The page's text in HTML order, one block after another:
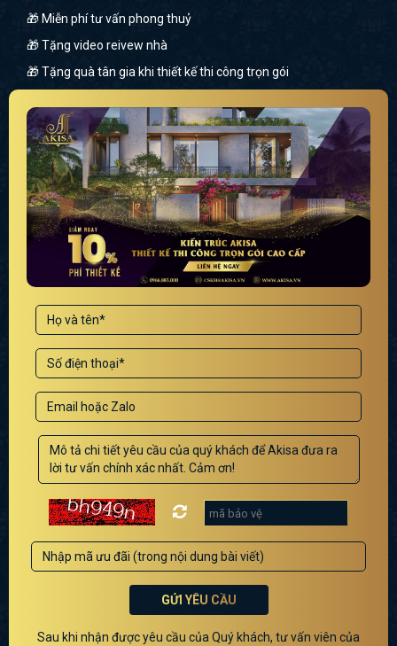
🎁 Miễn phí tư vấn phong thuỷ
🎁 Tặng video reivew nhà
🎁 Tặng quà tân gia khi thiết kế thi công trọn gói
GỬI YÊU CẦU
Sau khi nhận được yêu cầu của Quý khách, tư vấn viên của